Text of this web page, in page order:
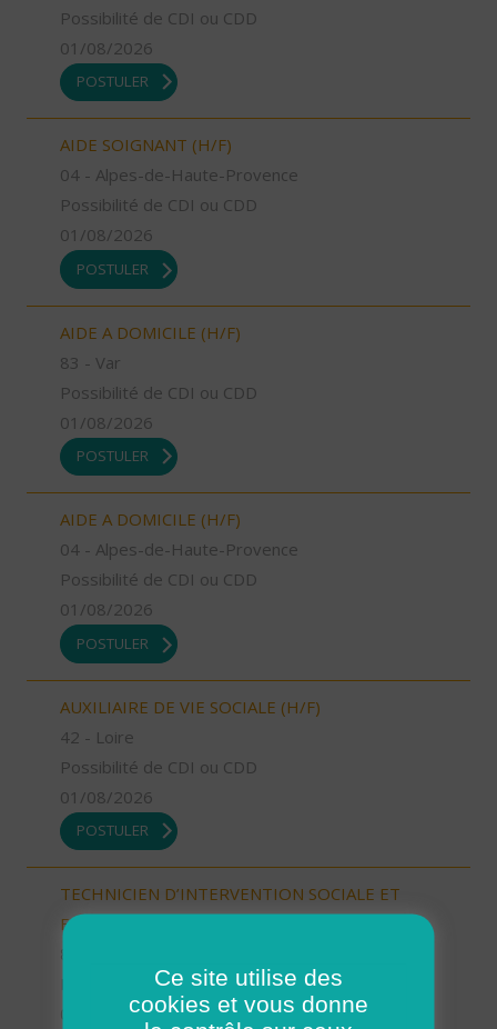
Possibilité de CDI ou CDD
01/08/2026
POSTULER
AIDE SOIGNANT (H/F)
04 - Alpes-de-Haute-Provence
Possibilité de CDI ou CDD
01/08/2026
POSTULER
AIDE A DOMICILE (H/F)
83 - Var
Possibilité de CDI ou CDD
01/08/2026
POSTULER
AIDE A DOMICILE (H/F)
04 - Alpes-de-Haute-Provence
Possibilité de CDI ou CDD
01/08/2026
POSTULER
AUXILIAIRE DE VIE SOCIALE (H/F)
42 - Loire
Possibilité de CDI ou CDD
01/08/2026
POSTULER
TECHNICIEN D’INTERVENTION SOCIALE ET
FAMILIALE (H/F)
Possibilité de CDI ou CDD
01/08/2026
Ce site utilise des
cookies et vous donne